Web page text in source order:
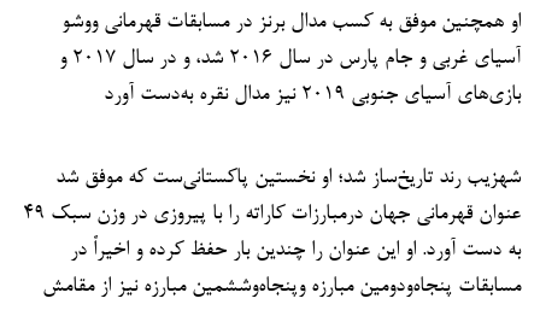
او همچنین موفق به کسب مدال برنز در مسابقات قهرمانی ووشو
آسیای غربی و جام پارس در سال ۲۰۱۶ شد، و در سال ۲۰۱۷ و
بازی‌های آسیای جنوبی ۲۰۱۹ نیز مدال نقره به‌دست آورد
شهزیب رند تاریخ‌ساز شد؛ او نخستین پاکستانی‌ست که موفق شد
عنوان قهرمانی جهان درمبارزات کاراته را با پیروزی در وزن سبک ۴۹
به دست آورد. او این عنوان را چندین بار حفظ کرده و اخیراً در
مسابقات پنجاه‌ودومین مبارزه وپنجاه‌وششمین مبارزه نیز از مقامش